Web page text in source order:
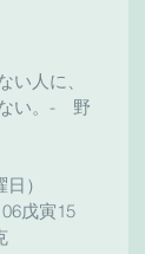
い人に、
い。-　野
）
戊寅15